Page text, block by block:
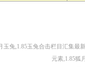
玉兔,1.85玉兔合击栏目汇集
元素,1.85狐